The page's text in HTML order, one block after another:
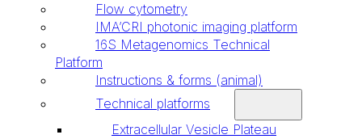
Flow cytometry
IMA’CRI photonic imaging platform
16S Metagenomics Technical
Platform
Instructions & forms (animal)
Technical platforms
Extracellular Vesicle Plateau